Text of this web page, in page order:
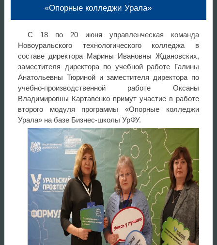
«Опорные колледжи Урала»
С 18 по 20 июня управленческая команда
Новоуральского технологического колледжа в
составе директора Марины Ивановны Ждановских,
заместителя директора по учебной работе Галины
Анатольевны Тюриной и заместителя директора по
учебно-производственной работе Оксаны
Владимировны Картавенко примут участие в работе
второго модуля программы «Опорные колледжи
Урала» на базе Бизнес-школы УрФУ.